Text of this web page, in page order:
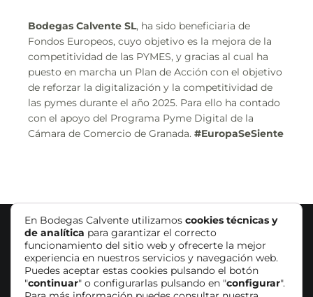
Bodegas Calvente SL, ha sido beneficiaria de
Fondos Europeos, cuyo objetivo es la mejora de la
competitividad de las PYMES, y gracias al cual ha
puesto en marcha un Plan de Acción con el objetivo
de reforzar la digitalización y la competitividad de
las pymes durante el año 2025. Para ello ha contado
con el apoyo del Programa Pyme Digital de la
Cámara de Comercio de Granada. #EuropaSeSiente
© Bodegas Calvente | Aviso Legal| Política de
Cookies|Política de Privacidad|Condiciones
Generales|Accesibilidad
En Bodegas Calvente utilizamos cookies técnicas y
de analítica para garantizar el correcto
funcionamiento del sitio web y ofrecerte la mejor
experiencia en nuestros servicios y navegación web.
Puedes aceptar estas cookies pulsando el botón
"continuar" o configurarlas pulsando en "configurar".